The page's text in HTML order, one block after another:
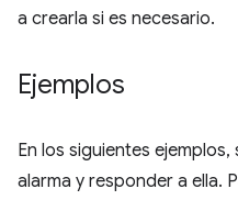
a crearla si es necesario.
Ejemplos
En los siguientes
alarma y responder a ella.